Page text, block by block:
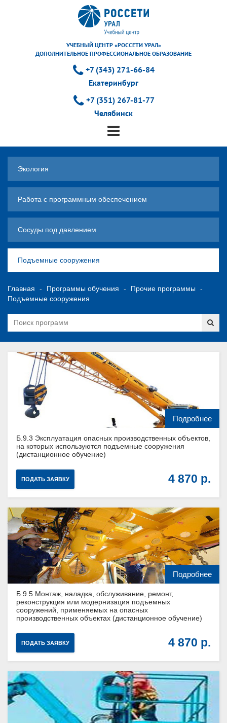
УЧЕБНЫЙ ЦЕНТР «РОССЕТИ УРАЛ»
ДОПОЛНИТЕЛЬНОЕ ПРОФЕССИОНАЛЬНОЕ ОБРАЗОВАНИЕ
+7 (343) 271-66-84
Екатеринбург
+7 (351) 267-81-77
Челябинск
Экология
Работа с программным обеспечением
Сосуды под давлением
Подъемные сооружения
Главная Программы обучения
Прочие программы
Подъемные сооружения
Подробнее
Б.9.3 Эксплуатация опасных производственных объектов,
на которых используются подъемные сооружения
(дистанционное обучение)
ПОДАТЬ ЗАЯВКУ 4 870
Подробнее
Б.9.5 Монтаж, наладка, обслуживание, ремонт,
реконструкция или модернизация подъемных
сооружений, применяемых на опасных
производственных объектах (дистанционное обучение)
ПОДАТЬ ЗАЯВКУ 4 870